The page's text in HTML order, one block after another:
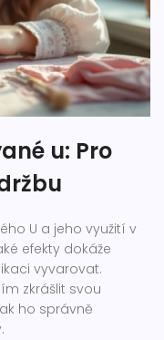
u: Pro
U a jeho využití v
efekty dokáže
vyvarovat.
zkrášlit svou
ho správně